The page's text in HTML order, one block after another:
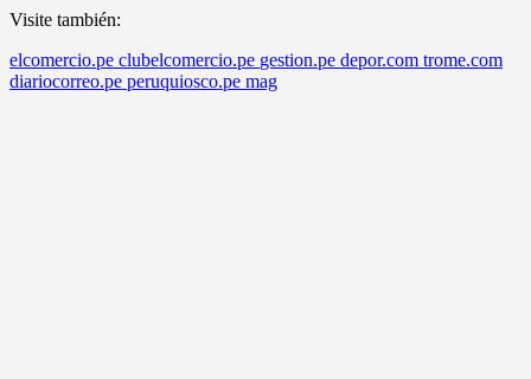
Visite también:
elcomercio.pe clubelcomercio.pe gestion.pe depor.com trome.com
diariocorreo.pe peruquiosco.pe mag